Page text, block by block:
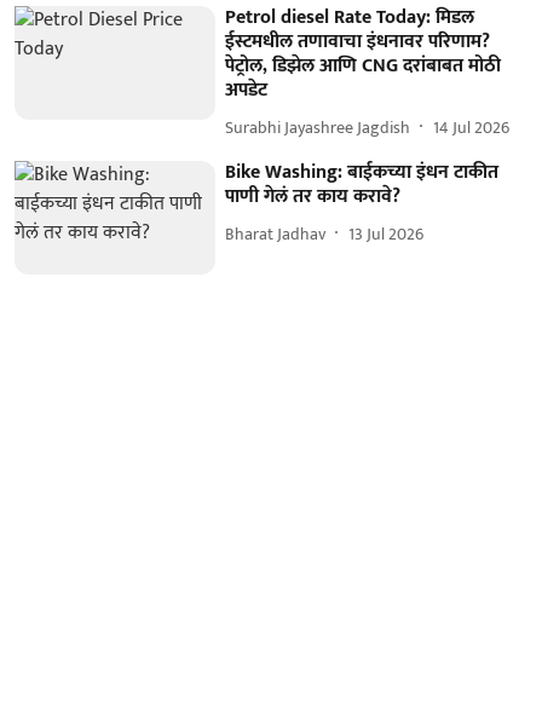
Petrol diesel Rate Today: मिडल
ईस्टमधील तणावाचा इंधनावर परिणाम?
पेट्रोल, डिझेल आणि CNG दरांबाबत मोठी
अपडेट
Surabhi Jayashree Jagdish 14 Jul 2026
Bike Washing: बाईकच्या इंधन टाकीत
पाणी गेलं तर काय करावे?
Bharat Jadhav 13 Jul 2026